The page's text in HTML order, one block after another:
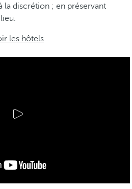
la discrétion ; en préservant
les hôtels